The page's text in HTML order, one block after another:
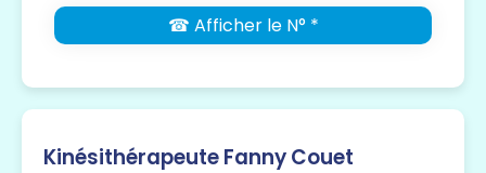
☎ Afficher le N° *
Kinésithérapeute Fanny Couet